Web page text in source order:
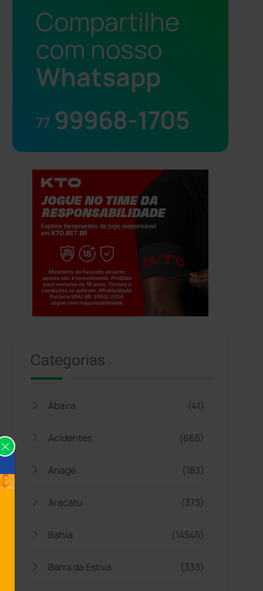
Compartilhe
com nosso
Whatsapp
77 99968-1705
Categorias
Abaíra (41)
Acidentes (665)
Anagé (183)
Aracatu (373)
Bahia (14545)
Barra da Estiva (333)